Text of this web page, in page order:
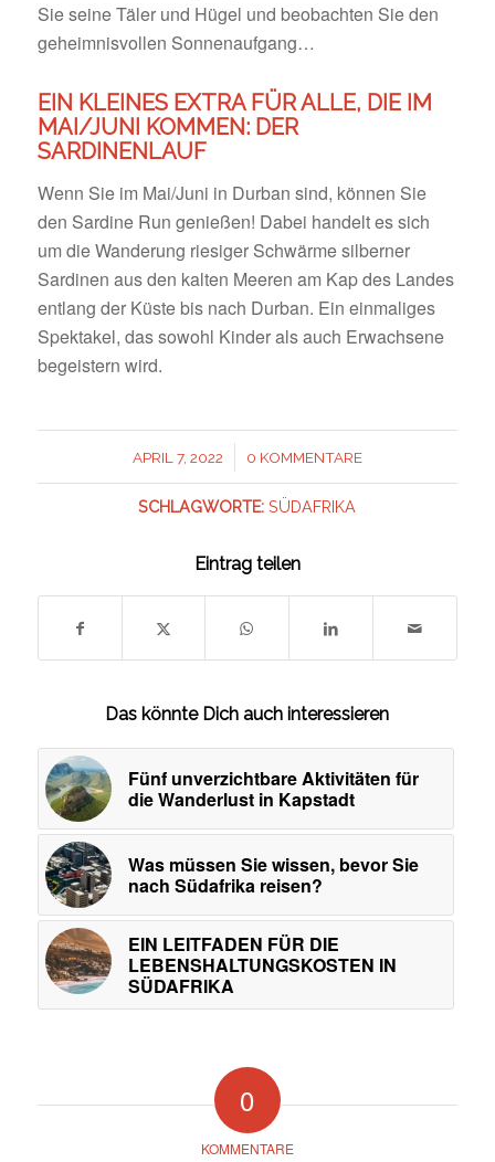
Sie seine Täler und Hügel und beobachten Sie den
geheimnisvollen Sonnenaufgang…
EIN KLEINES EXTRA FÜR ALLE, DIE IM
MAI/JUNI KOMMEN: DER
SARDINENLAUF
Wenn Sie im Mai/Juni in Durban sind, können Sie
den Sardine Run genießen! Dabei handelt es sich
um die Wanderung riesiger Schwärme silberner
Sardinen aus den kalten Meeren am Kap des Landes
entlang der Küste bis nach Durban. Ein einmaliges
Spektakel, das sowohl Kinder als auch Erwachsene
begeistern wird.
APRIL 7, 2022
/ 0 KOMMENTARE
SCHLAGWORTE: SÜDAFRIKA
Eintrag teilen
Das könnte Dich auch interessieren
Fünf unverzichtbare Aktivitäten für
die Wanderlust in Kapstadt
Was müssen Sie wissen, bevor Sie
nach Südafrika reisen?
EIN LEITFADEN FÜR DIE
LEBENSHALTUNGSKOSTEN IN
SÜDAFRIKA
0
KOMMENTARE